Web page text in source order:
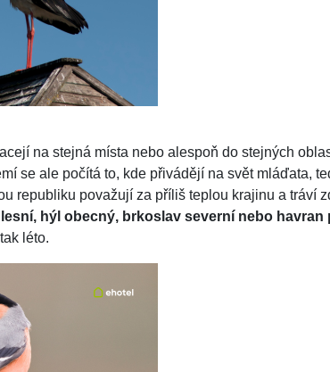
na stejná místa nebo alespoň do stejných
se ale počítá to, kde přivádějí na svět mláďata,
republiku považují za příliš teplou krajinu a tráví
hýl obecný, brkoslav severní nebo havran
léto.